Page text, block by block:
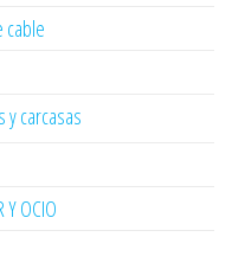
cable
carcasas
Y OCIO